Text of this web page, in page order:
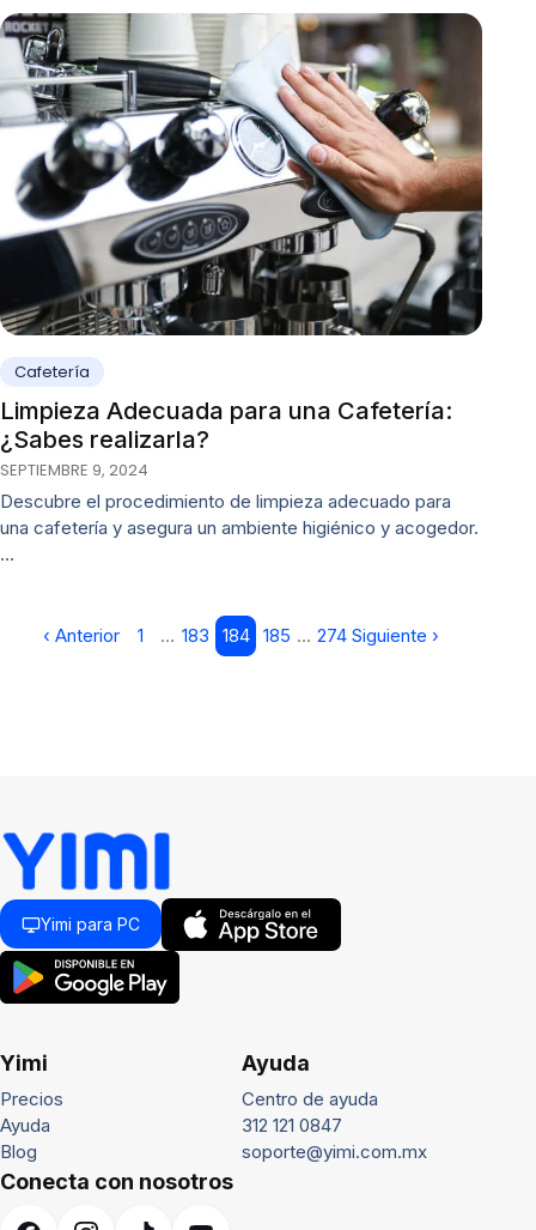
Cafetería
Limpieza Adecuada para una Cafetería:
¿Sabes realizarla?
SEPTIEMBRE 9, 2024
Descubre el procedimiento de limpieza adecuado para
una cafetería y asegura un ambiente higiénico y acogedor.
…
‹ Anterior 1 … 183 184 185 … 274 Siguiente ›
Yimi para PC
Yimi
Precios
Ayuda
Blog
Ayuda
Centro de ayuda
312 121 0847
soporte@yimi.com.mx
Conecta con nosotros